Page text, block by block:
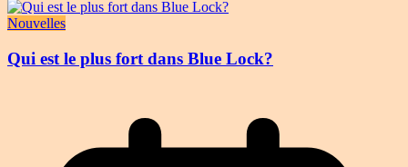
Nouvelles
Qui est le plus fort dans Blue Lock?